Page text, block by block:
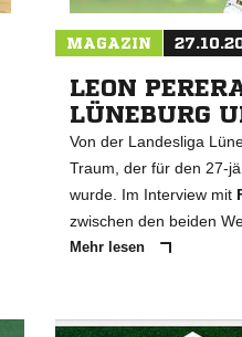
MAGAZIN
LEON
LÜNEBURG
Von der Landesliga
Traum, der für den 27-
wurde. Im Interview mit
zwischen den beiden
Mehr lesen